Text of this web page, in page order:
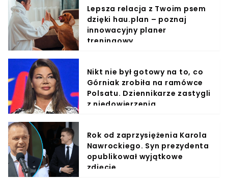
Lepsza relacja z Twoim psem
dzięki hau.plan – poznaj
innowacyjny planer
treningowy
Nikt nie był gotowy na to, co
Górniak zrobiła na ramówce
Polsatu. Dziennikarze zastygli
z niedowierzenia
Rok od zaprzysiężenia Karola
Nawrockiego. Syn prezydenta
opublikował wyjątkowe
zdjęcie